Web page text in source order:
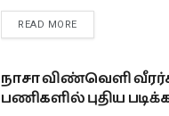
READ MORE
நாசா விண்வெளி
பணிகளில் புதிய